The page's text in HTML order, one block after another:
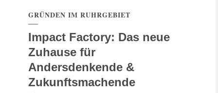
GRÜNDEN IM RUHRGEBIET
Impact Factory: Das neue
Zuhause für
Andersdenkende &
Zukunftsmachende